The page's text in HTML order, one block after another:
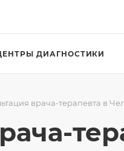
ДИАГНОСТИКИ
врача-терапевта в